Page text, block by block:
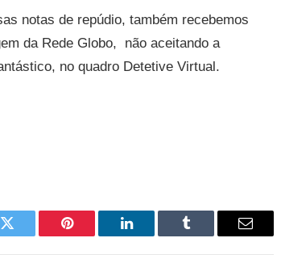
notas de repúdio, também recebemos
da Rede Globo, não aceitando a
no quadro Detetive Virtual.
Twitter Pinterest LinkedIn Tumblr Email